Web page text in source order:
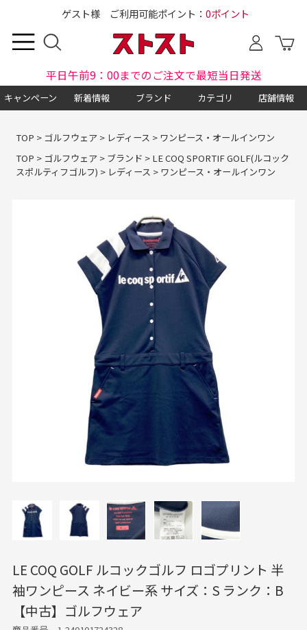
ゲスト様 ご利用可能ポイント： 0ポイント
平日午前9：00までのご注文で最短当日発送
キャンペーン 新着情報 ブランド カテゴリ 店舗情報
TOP > ゴルフウェア > レディース > ワンピース・オールインワン
TOP > ゴルフウェア > ブランド > LE COQ SPORTIF GOLF(ルコック
スポルティフゴルフ) > レディース > ワンピース・オールインワン
LE COQ GOLF ルコックゴルフ ロゴプリント 半
袖ワンピース ネイビー系 サイズ：S ランク：B
【中古】ゴルフウェア